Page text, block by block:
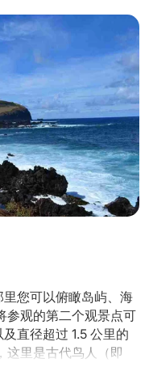
个平台和阿胡神像，
。 在这个遗址中，还
鸡舍和一座完全用石
里您可以俯瞰岛屿、海
参观的第二个观景点可
直径超过 1.5 公里的
，这里是古代鸟人（即